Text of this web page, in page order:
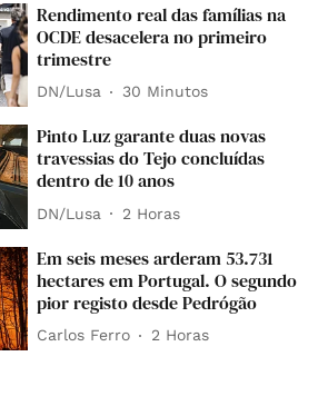
Rendimento real das famílias na
OCDE desacelera no primeiro
trimestre
DN/Lusa 30 Minutos
Pinto Luz garante duas novas
travessias do Tejo concluídas
dentro de 10 anos
DN/Lusa 2 Horas
Em seis meses arderam 53.731
hectares em Portugal. O segundo
pior registo desde Pedrógão
Carlos Ferro 2 Horas